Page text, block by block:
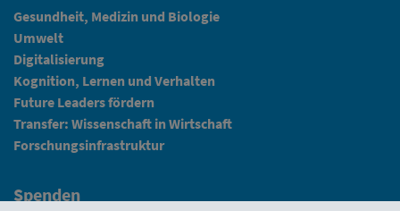
Gesundheit, Medizin und Biologie
Umwelt
Digitalisierung
Kognition, Lernen und Verhalten
Future Leaders fördern
Transfer: Wissenschaft in Wirtschaft
Forschungsinfrastruktur
Spenden